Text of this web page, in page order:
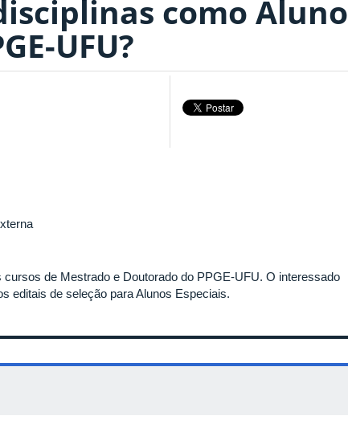
como Aluno
UFU?
de Mestrado e Doutorado do PPGE-UFU. O interessado
editais de seleção para Alunos Especiais.